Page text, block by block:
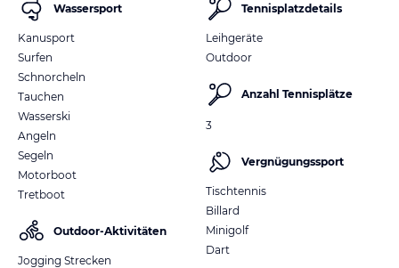
Wassersport
Kanusport
Surfen
Schnorcheln
Tauchen
Wasserski
Angeln
Segeln
Motorboot
Tretboot
Outdoor-Aktivitäten
Jogging Strecken
Tennisplatzdetails
Leihgeräte
Outdoor
Anzahl Tennisplätze
3
Vergnügungssport
Tischtennis
Billard
Minigolf
Dart